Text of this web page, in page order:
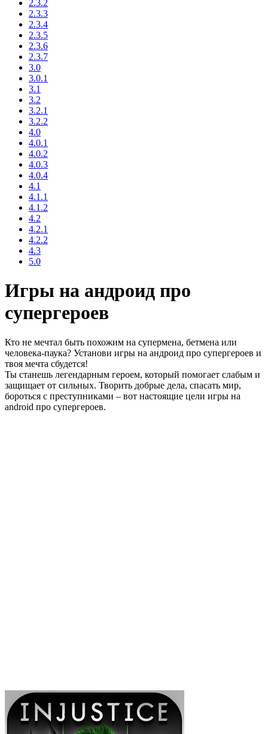
2.3.2
2.3.3
2.3.4
2.3.5
2.3.6
2.3.7
3.0
3.0.1
3.1
3.2
3.2.1
3.2.2
4.0
4.0.1
4.0.2
4.0.3
4.0.4
4.1
4.1.1
4.1.2
4.2
4.2.1
4.2.2
4.3
5.0
Игры на андроид про
супергероев
Кто не мечтал быть похожим на супермена, бетмена или
человека-паука? Установи игры на андроид про супергероев и
твоя мечта сбудется!
Ты станешь легендарным героем, который помогает слабым и
защищает от сильных. Творить добрые дела, спасать мир,
бороться с преступниками – вот настоящие цели игры на
android про супергероев.